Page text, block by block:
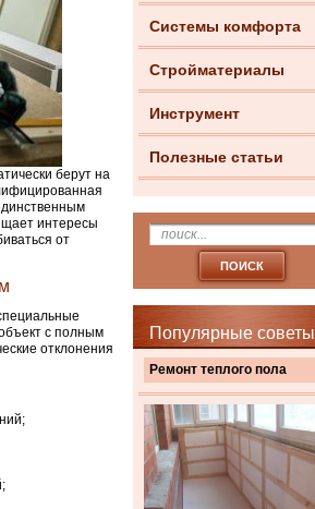
Системы комфорта
Стройматериалы
Инструмент
Полезные статьи
Популярные советы
Ремонт теплого пола
берут на
интересы
от
с полным
отклонения